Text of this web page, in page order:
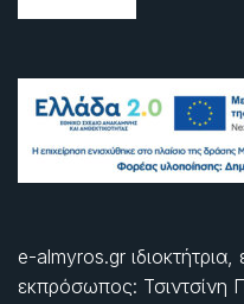
e-almyros.gr ιδιοκτήτρια,
εκπρόσωπος: Τσιντσίνη